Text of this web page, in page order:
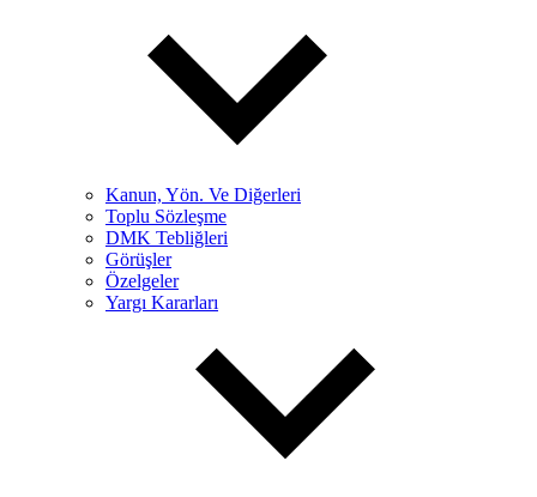
Kanun, Yön. Ve Diğerleri
Toplu Sözleşme
DMK Tebliğleri
Görüşler
Özelgeler
Yargı Kararları